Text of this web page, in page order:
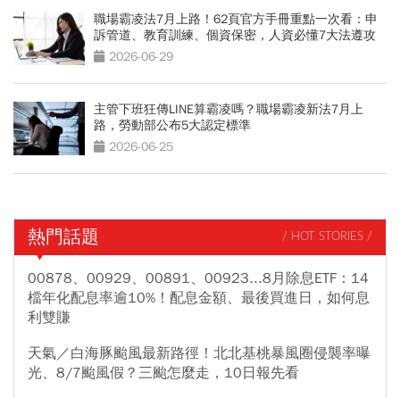
職場霸凌法7月上路！62頁官方手冊重點一次看：申
訴管道、教育訓練、個資保密，人資必懂7大法遵攻
略 2026-06-29
主管下班狂傳LINE算霸凌嗎？職場霸凌新法7月上
路，勞動部公布5大認定標準
2026-06-25
熱門話題 / HOT STORIES /
00878、00929、00891、00923...8月除息ETF：14
檔年化配息率逾10%！配息金額、最後買進日，如何息
利雙賺
天氣／白海豚颱風最新路徑！北北基桃暴風圈侵襲率曝
光、8/7颱風假？三颱怎麼走，10日報先看